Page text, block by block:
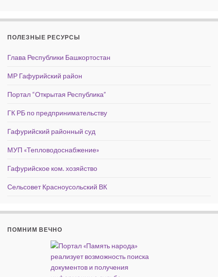
ПОЛЕЗНЫЕ РЕСУРСЫ
Глава Республики Башкортостан
МР Гафурийский район
Портал “Открытая Республика”
ГК РБ по предпринимательству
Гафурийский районный суд
МУП «Тепловодоснабжение»
Гафурийское ком. хозяйство
Сельсовет Красноусольский ВК
ПОМНИМ ВЕЧНО